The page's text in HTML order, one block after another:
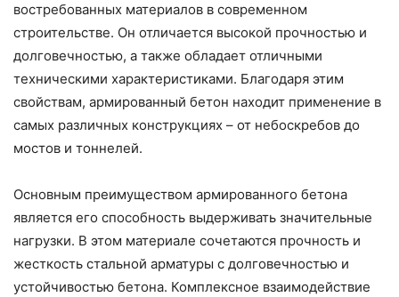
востребованных материалов в современном
строительстве. Он отличается высокой прочностью и
долговечностью, а также обладает отличными
техническими характеристиками. Благодаря этим
свойствам, армированный бетон находит применение в
самых различных конструкциях – от небоскребов до
мостов и тоннелей.
Основным преимуществом армированного бетона
является его способность выдерживать значительные
нагрузки. В этом материале сочетаются прочность и
жесткость стальной арматуры с долговечностью и
устойчивостью бетона. Комплексное взаимодействие